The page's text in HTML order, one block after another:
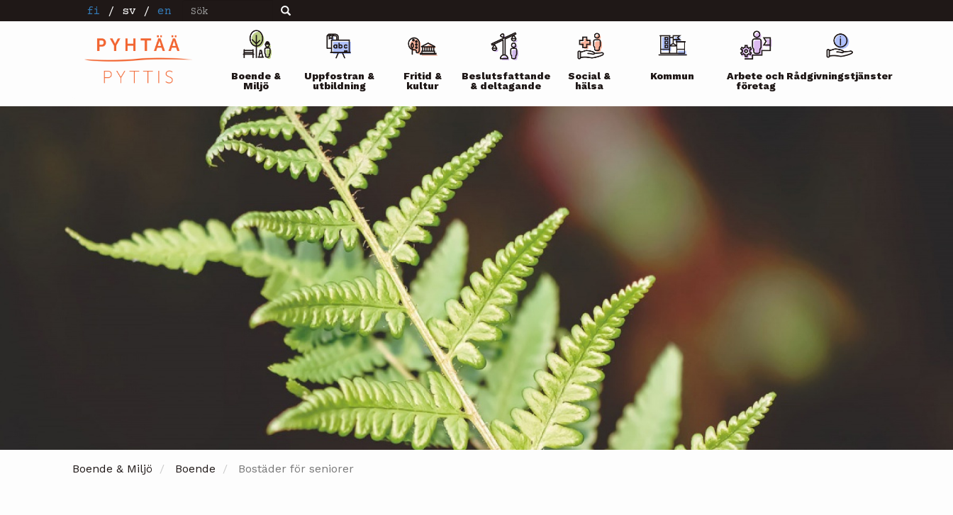
till
fi / sv / en Sök Sök
Päävalikko
Boende &
Miljö
Uppfostran &
utbildning
Fritid &
kultur
Beslutsfattande
& deltagande
Social &
hälsa
Kommun
Arbete och
företag
Rådgivningstjänster
Boende & Miljö Boende Bostäder för seniorer